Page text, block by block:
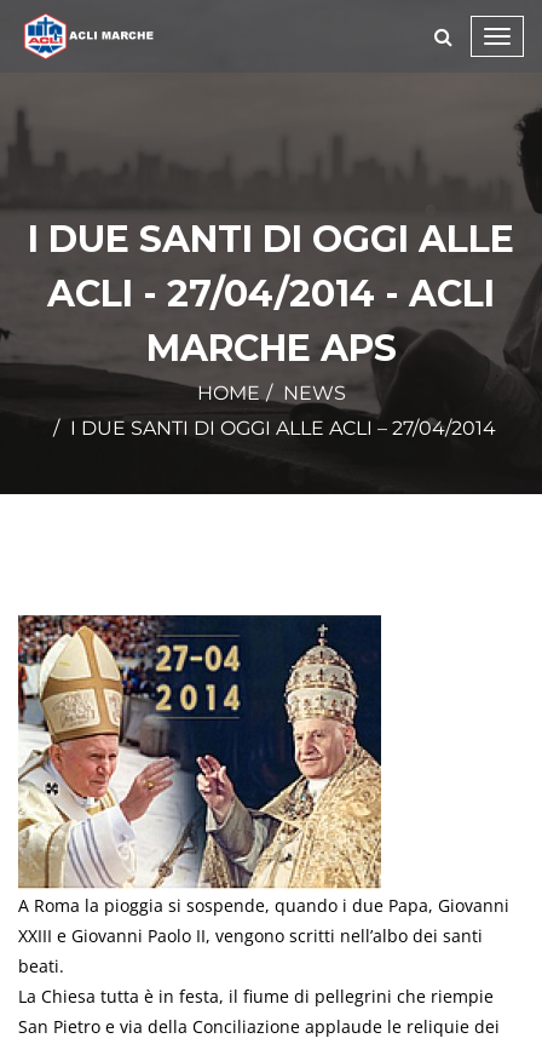
I DUE SANTI DI OGGI ALLE
ACLI - 27/04/2014 - ACLI
MARCHE APS
HOME
NEWS
I DUE SANTI DI OGGI ALLE ACLI – 27/04/2014
A Roma la pioggia si sospende, quando i due Papa, Giovanni
XXIII e Giovanni Paolo II, vengono scritti nell’albo dei santi
beati.
La Chiesa tutta è in festa, il fiume di pellegrini che riempie
San Pietro e via della Conciliazione applaude le reliquie dei